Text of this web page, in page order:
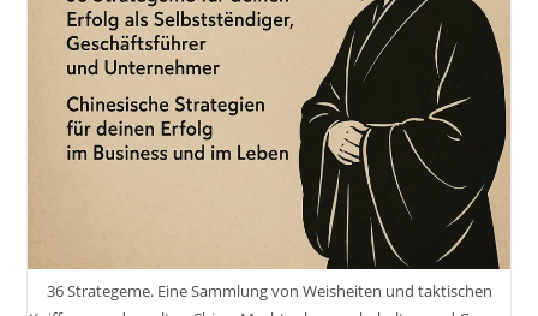
36 Strategeme. Eine Sammlung von Weisheiten und taktischen